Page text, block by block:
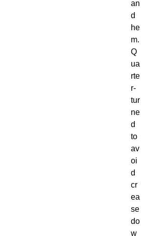
an
d
he
m.
Q
ua
rte
r-
tur
ne
d
to
av
oi
d
cr
ea
se
do
w